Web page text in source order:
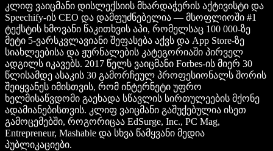
კლიფ ვაიცმანი დისლექსიის მხარდაჭერის აქტივისტი და
Speechify-ის CEO და დამფუძნებელია — მსოფლიოში #1
ტექსტის ხმოვანი წაკითხვის აპი, რომელსაც 100 000-ზე
მეტი 5-ვარსკვლავიანი შეფასება აქვს და App Store-ზე
სიახლეებისა და ჟურნალების კატეგორიაში პირველ
ადგილს იკავებს. 2017 წელს ვაიცმანი Forbes-ის მიერ 30
წლისამდე ასაკის 30 გამორჩეულ პროფესიონალს შორის
შეიყვანეს იმისთვის, რომ ინტერნეტი უფრო
ხელმისაწვდომი გაეხადა სწავლის სირთულეების მქონე
ადამიანებისთვის. კლიფ ვაიცმანი გაშუქებულია ისეთ
გამოცემებში, როგორიცაა EdSurge, Inc., PC Mag,
Entrepreneur, Mashable და სხვა წამყვანი მედია
პუბლიკაციები.